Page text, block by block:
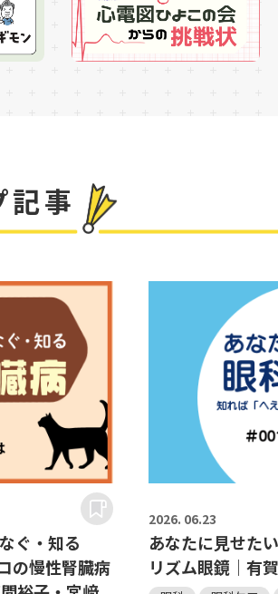
記事
ぐ・知る
の慢性腎臓病
2026. 06.23
あなたに見せた
リズム眼鏡｜有